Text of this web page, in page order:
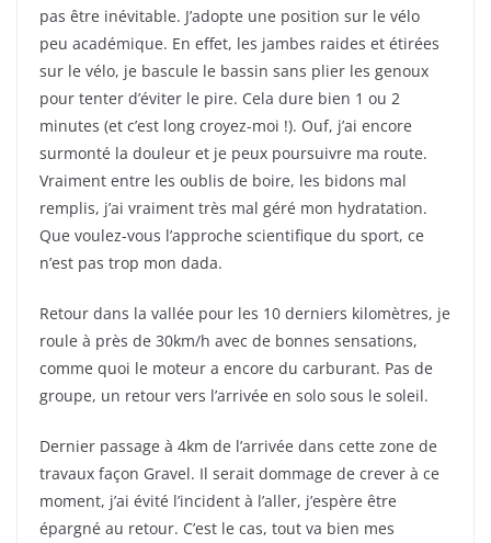
pas être inévitable. J’adopte une position sur le vélo
peu académique. En effet, les jambes raides et étirées
sur le vélo, je bascule le bassin sans plier les genoux
pour tenter d’éviter le pire. Cela dure bien 1 ou 2
minutes (et c’est long croyez-moi !). Ouf, j’ai encore
surmonté la douleur et je peux poursuivre ma route.
Vraiment entre les oublis de boire, les bidons mal
remplis, j’ai vraiment très mal géré mon hydratation.
Que voulez-vous l’approche scientifique du sport, ce
n’est pas trop mon dada.
Retour dans la vallée pour les 10 derniers kilomètres, je
roule à près de 30km/h avec de bonnes sensations,
comme quoi le moteur a encore du carburant. Pas de
groupe, un retour vers l’arrivée en solo sous le soleil.
Dernier passage à 4km de l’arrivée dans cette zone de
travaux façon Gravel. Il serait dommage de crever à ce
moment, j’ai évité l’incident à l’aller, j’espère être
épargné au retour. C’est le cas, tout va bien mes